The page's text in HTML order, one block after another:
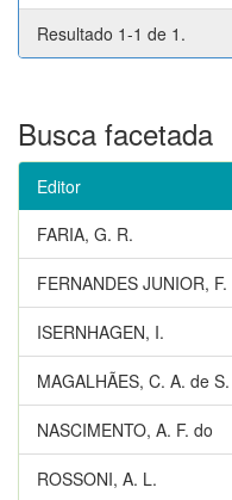
Resultado 1-1 de 1.
Busca facetada
Editor
FARIA, G. R.
FERNANDES JUNIOR, F.
ISERNHAGEN, I.
MAGALHÃES, C. A. de S.
NASCIMENTO, A. F. do
ROSSONI, A. L.